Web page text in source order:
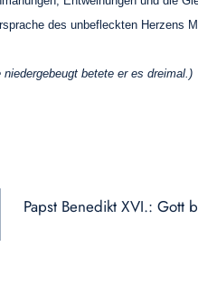
des unbefleckten Herzens
betete er es dreimal.)
Papst Benedikt XVI.: Gott